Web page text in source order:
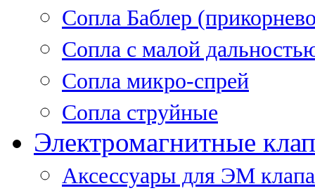
Сопла Баблер
Сопла с малой
Сопла микро-спрей
Сопла струйные
Электромагнитные
Аксессуары для ЭМ